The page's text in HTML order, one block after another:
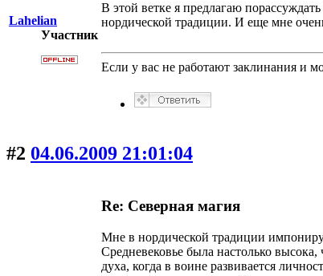
Lahelian
Участник
В этой ветке я предлагаю
нордической традиции. И еще мне
Если у вас не работают заклинания и
#2 04.06.2009 21:01:04
Re: Северная магия
Мне в нордической традиции
Средневековье была настолько
духа, когда в воине развивается